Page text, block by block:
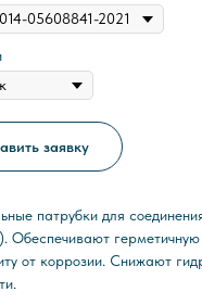
заявку
патрубки для
Обеспечивают
от коррозии. Снижают